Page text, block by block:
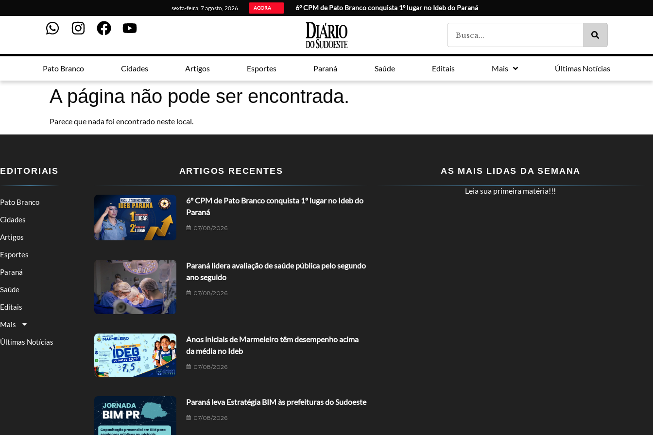
sexta-feira, 7 agosto, 2026 AGORA 6º CPM de Pato Branco conquista 1º lugar no Ideb do Paraná
Pato Branco Cidades Artigos Esportes Paraná Saúde Editais Mais Últimas Notícias
A página não pode ser encontrada.
Parece que nada foi encontrado neste local.
EDITORIAIS
Pato Branco
Cidades
Artigos
Esportes
Paraná
Saúde
Editais
Mais
Últimas Notícias
ARTIGOS RECENTES
6º CPM de Pato Branco conquista 1º lugar no Ideb do
Paraná
07/08/2026
Paraná lidera avaliação de saúde pública pelo segundo
ano seguido
07/08/2026
Anos iniciais de Marmeleiro têm desempenho acima
da média no Ideb
07/08/2026
Paraná leva Estratégia BIM às prefeituras do Sudoeste
07/08/2026
AS MAIS LIDAS DA SEMANA
Leia sua primeira matéria!!!